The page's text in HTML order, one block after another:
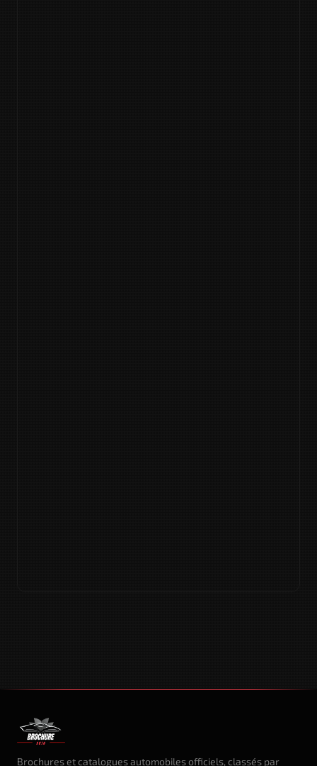
Brochures et catalogues automobiles officiels, classés par